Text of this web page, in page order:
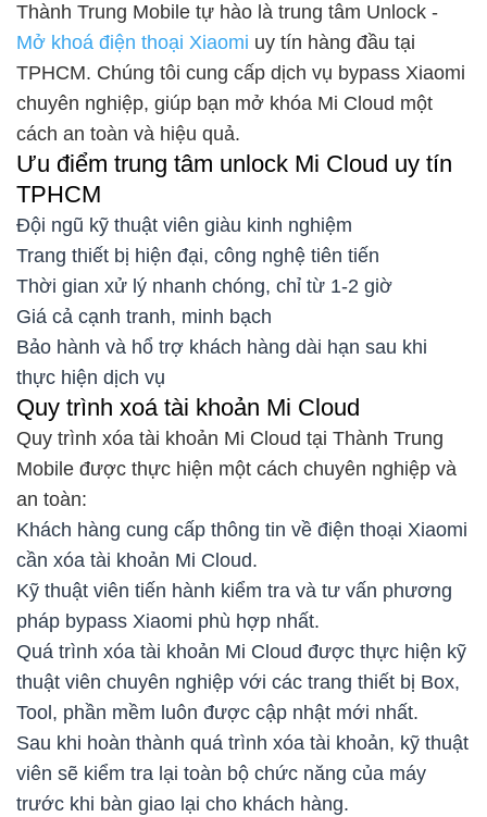
Thành Trung Mobile tự hào là trung tâm Unlock -
Mở khoá điện thoại Xiaomi uy tín hàng đầu tại
TPHCM. Chúng tôi cung cấp dịch vụ bypass Xiaomi
chuyên nghiệp, giúp bạn mở khóa Mi Cloud một
cách an toàn và hiệu quả.
Ưu điểm trung tâm unlock Mi Cloud uy tín
TPHCM
Đội ngũ kỹ thuật viên giàu kinh nghiệm
Trang thiết bị hiện đại, công nghệ tiên tiến
Thời gian xử lý nhanh chóng, chỉ từ 1-2 giờ
Giá cả cạnh tranh, minh bạch
Bảo hành và hổ trợ khách hàng dài hạn sau khi
thực hiện dịch vụ
Quy trình xoá tài khoản Mi Cloud
Quy trình xóa tài khoản Mi Cloud tại Thành Trung
Mobile được thực hiện một cách chuyên nghiệp và
an toàn:
Khách hàng cung cấp thông tin về điện thoại Xiaomi
cần xóa tài khoản Mi Cloud.
Kỹ thuật viên tiến hành kiểm tra và tư vấn phương
pháp bypass Xiaomi phù hợp nhất.
Quá trình xóa tài khoản Mi Cloud được thực hiện kỹ
thuật viên chuyên nghiệp với các trang thiết bị Box,
Tool, phần mềm luôn được cập nhật mới nhất.
Sau khi hoàn thành quá trình xóa tài khoản, kỹ thuật
viên sẽ kiểm tra lại toàn bộ chức năng của máy
trước khi bàn giao lại cho khách hàng.